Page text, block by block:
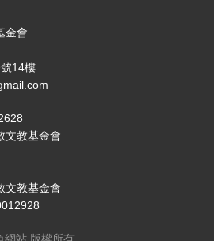
金會
14樓
文教基金會
文教基金會